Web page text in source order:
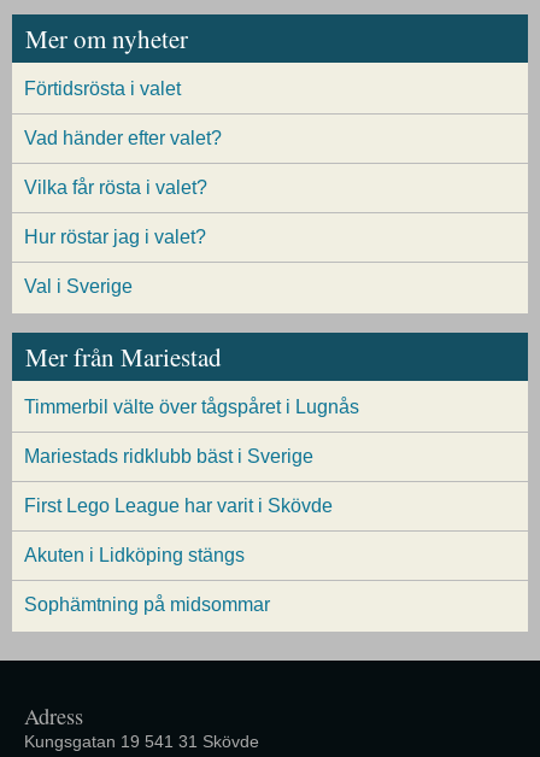
Mer om nyheter
Förtidsrösta i valet
Vad händer efter valet?
Vilka får rösta i valet?
Hur röstar jag i valet?
Val i Sverige
Mer från Mariestad
Timmerbil välte över tågspåret i Lugnås
Mariestads ridklubb bäst i Sverige
First Lego League har varit i Skövde
Akuten i Lidköping stängs
Sophämtning på midsommar
Adress
Kungsgatan 19 541 31 Skövde